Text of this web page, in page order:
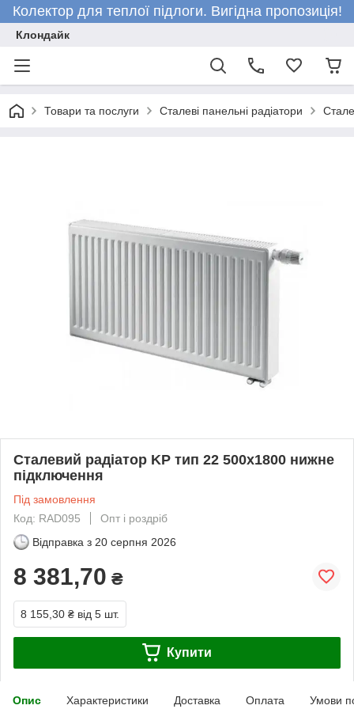
Колектор для теплої підлоги. Вигідна пропозиція!
Клондайк
Товари та послуги Сталеві панельні радіатори
Сталевий радіатор KP тип 22 500х1800 нижне
підключення
Під замовлення
Код: RAD095
Опт і роздріб
Відправка з 20 серпня 2026
8 381,70 ₴
8 155,30 ₴ від 5 шт.
Купити
Опис Характеристики Доставка Оплата Умови